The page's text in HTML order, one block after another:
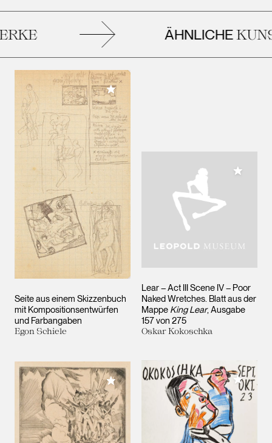
ÄHNLICHE
Seite aus einem Skizzenbuch
mit Kompositionsentwürfen
und Farbangaben
Egon Schiele
Meiner Sammlung hinzufügen
Lear – Act III Scene IV – Poor
Naked Wretches. Blatt aus der
Mappe King Lear, Ausgabe
157 von 275
Oskar Kokoschka
Meiner
Meiner Sammlung hinzufügen Meiner